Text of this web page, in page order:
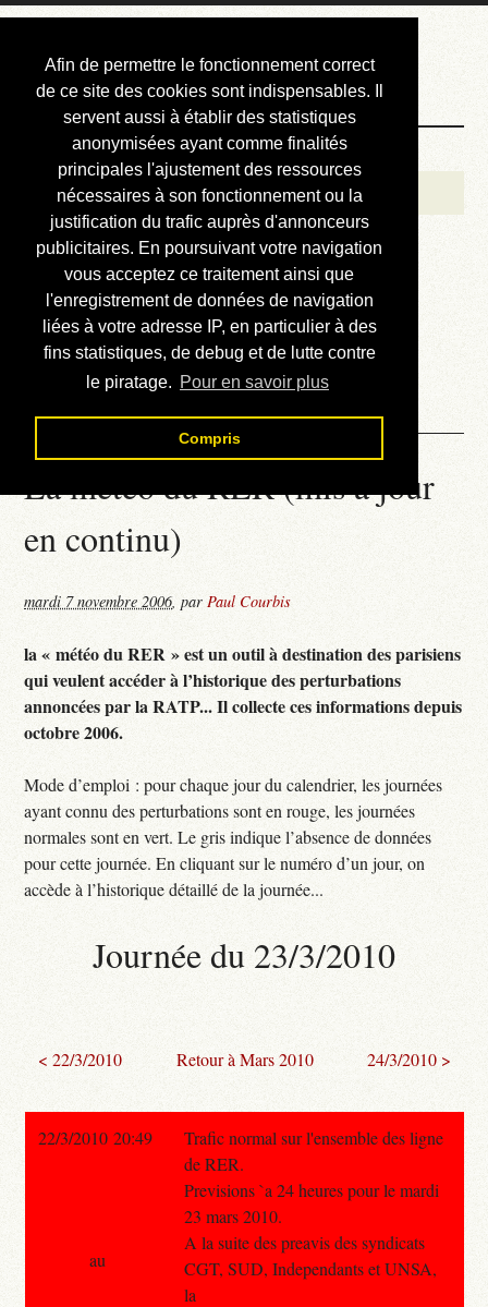
Afin de permettre le fonctionnement correct
de ce site des cookies sont indispensables. Il
servent aussi à établir des statistiques
anonymisées ayant comme finalités
principales l'ajustement des ressources
nécessaires à son fonctionnement ou la
justification du trafic auprès d'annonceurs
publicitaires. En poursuivant votre navigation
vous acceptez ce traitement ainsi que
l'enregistrement de données de navigation
liées à votre adresse IP, en particulier à des
fins statistiques, de debug et de lutte contre
le piratage. Pour en savoir plus
Compris
Courbis, « LE »
Blog Officiel
Bienvenue
Réalisations
Divers (et d’été)
Annonces
Liens externes
Téléchargement
Contact
La météo du RER (mis à jour
en continu)
mardi 7 novembre 2006,parPaul Courbis
la « météo du RER » est un outil à destination des parisiens
qui veulent accéder à l’historique des perturbations
annoncées par la RATP... Il collecte ces informations depuis
octobre 2006.
Mode d’emploi : pour chaque jour du calendrier, les journées
ayant connu des perturbations sont en rouge, les journées
normales sont en vert. Le gris indique l’absence de données
pour cette journée. En cliquant sur le numéro d’un jour, on
accède à l’historique détaillé de la journée...
Journée du 23/3/2010
< 22/3/2010 Retour à Mars 2010 24/3/2010 >
22/3/2010 20:49
Trafic normal sur l'ensemble des ligne
de RER.
Previsions `a 24 heures pour le mardi
23 mars 2010.
A la suite des preavis des syndicats
CGT, SUD, Independants et UNSA,
la
au